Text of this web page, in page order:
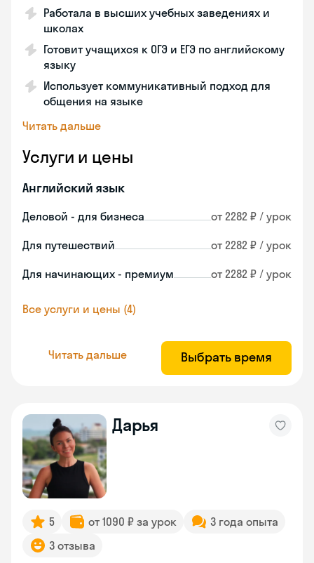
Работала в высших учебных заведениях и
школах
Готовит учащихся к ОГЭ и ЕГЭ по английскому
языку
Использует коммуникативный подход для
общения на языке
Читать дальше
Услуги и цены
Английский язык
Деловой - для бизнеса от 2282 ₽ / урок
Для путешествий от 2282 ₽ / урок
Для начинающих - премиум от 2282 ₽ / урок
Все услуги и цены (4)
Читать дальше Выбрать время
Дарья
5 от 1090 ₽ за урок
3 года опыта
3 отзыва